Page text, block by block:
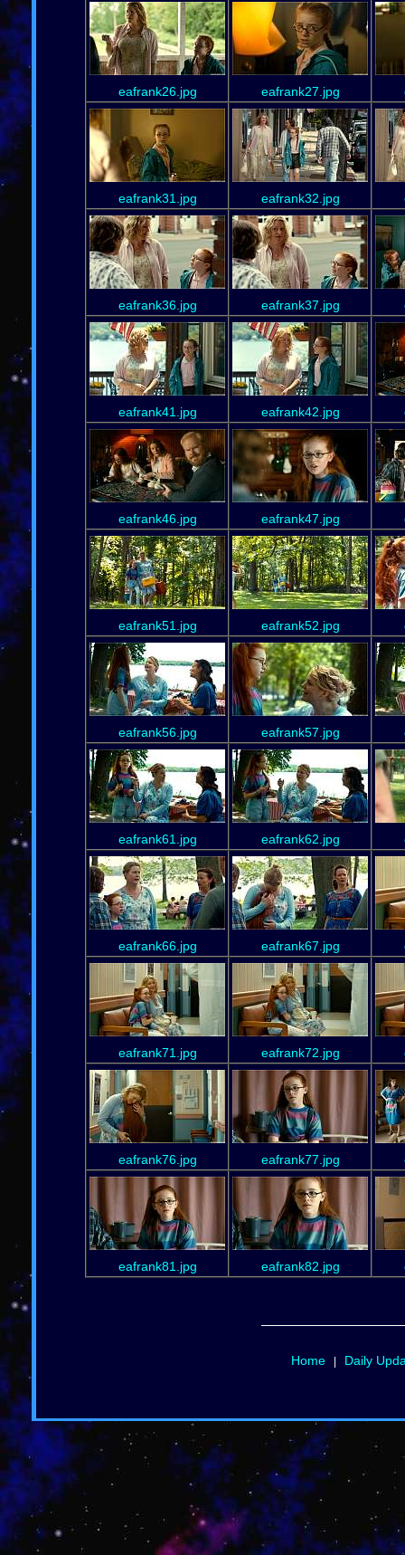
eafrank26.jpg eafrank27.jpg
eafrank31.jpg eafrank32.jpg
eafrank36.jpg eafrank37.jpg
eafrank41.jpg eafrank42.jpg
eafrank46.jpg eafrank47.jpg
eafrank51.jpg eafrank52.jpg
eafrank56.jpg eafrank57.jpg
eafrank61.jpg eafrank62.jpg
eafrank66.jpg eafrank67.jpg
eafrank71.jpg eafrank72.jpg
eafrank76.jpg eafrank77.jpg
eafrank81.jpg eafrank82.jpg
Home| Daily